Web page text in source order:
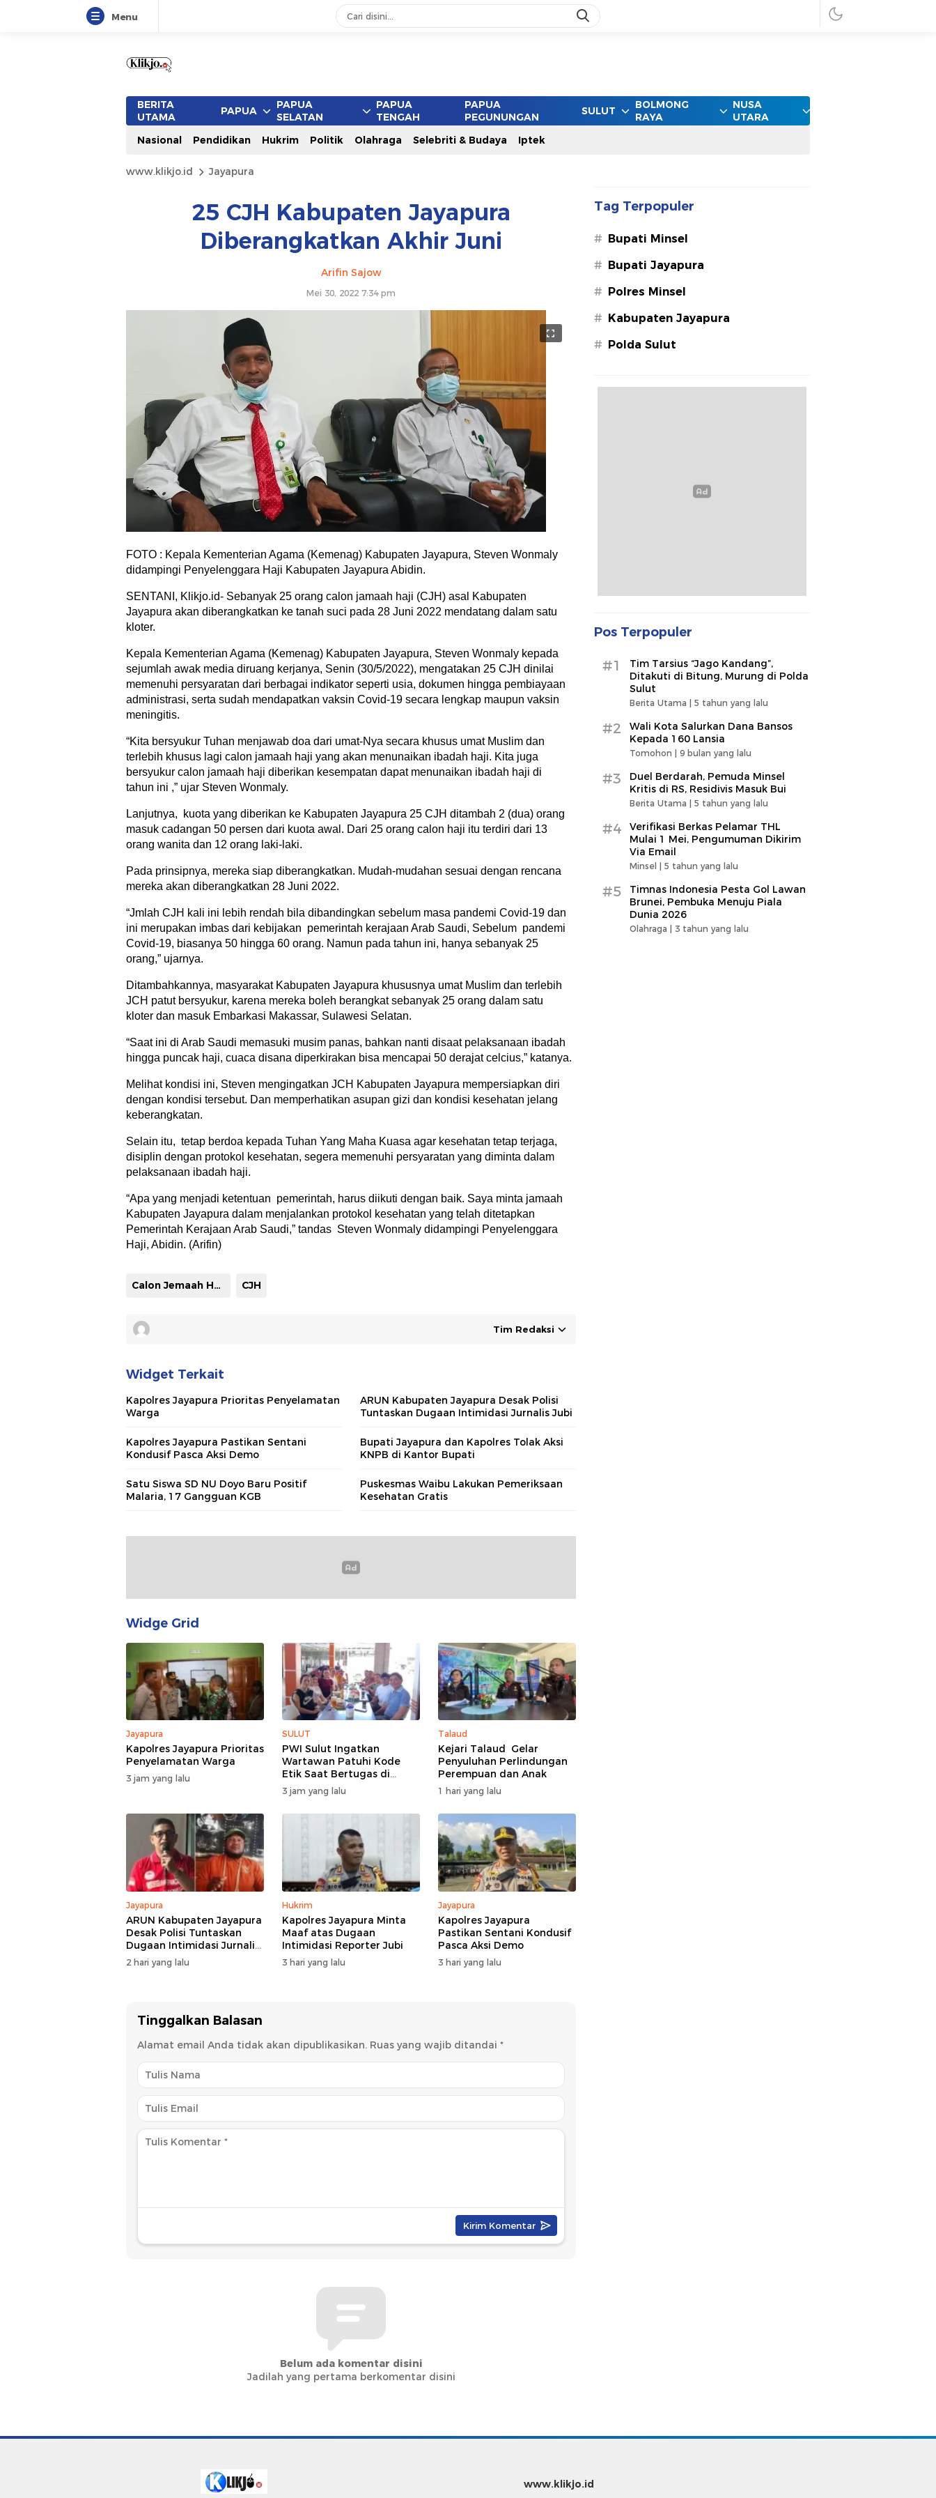
Menu
BERITA
UTAMA
PAPUA
PAPUA
SELATAN
PAPUA
TENGAH
PAPUA
PEGUNUNGAN
SULUT
BOLMONG
RAYA
NUSA
UTARA
Nasional
Pendidikan Hukrim Politik Olahraga Selebriti & Budaya Iptek
www.klikjo.id Jayapura
25 CJH Kabupaten Jayapura
Diberangkatkan Akhir Juni
Arifin Sajow
Mei 30, 2022 7:34 pm
FOTO : Kepala Kementerian Agama (Kemenag) Kabupaten Jayapura, Steven Wonmaly
didampingi Penyelenggara Haji Kabupaten Jayapura Abidin.
SENTANI, Klikjo.id- Sebanyak 25 orang calon jamaah haji (CJH) asal Kabupaten
Jayapura akan diberangkatkan ke tanah suci pada 28 Juni 2022 mendatang dalam satu
kloter.
Kepala Kementerian Agama (Kemenag) Kabupaten Jayapura, Steven Wonmaly kepada
sejumlah awak media diruang kerjanya, Senin (30/5/2022), mengatakan 25 CJH dinilai
memenuhi persyaratan dari berbagai indikator seperti usia, dokumen hingga pembiayaan
administrasi, serta sudah mendapatkan vaksin Covid-19 secara lengkap maupun vaksin
meningitis.
“Kita bersyukur Tuhan menjawab doa dari umat-Nya secara khusus umat Muslim dan
terlebih khusus lagi calon jamaah haji yang akan menunaikan ibadah haji. Kita juga
bersyukur calon jamaah haji diberikan kesempatan dapat menunaikan ibadah haji di
tahun ini ,” ujar Steven Wonmaly.
Lanjutnya, kuota yang diberikan ke Kabupaten Jayapura 25 CJH ditambah 2 (dua) orang
masuk cadangan 50 persen dari kuota awal. Dari 25 orang calon haji itu terdiri dari 13
orang wanita dan 12 orang laki-laki.
Pada prinsipnya, mereka siap diberangkatkan. Mudah-mudahan sesuai dengan rencana
mereka akan diberangkatkan 28 Juni 2022.
“Jmlah CJH kali ini lebih rendah bila dibandingkan sebelum masa pandemi Covid-19 dan
ini merupakan imbas dari kebijakan pemerintah kerajaan Arab Saudi, Sebelum pandemi
Covid-19, biasanya 50 hingga 60 orang. Namun pada tahun ini, hanya sebanyak 25
orang,” ujarnya.
Ditambahkannya, masyarakat Kabupaten Jayapura khususnya umat Muslim dan terlebih
JCH patut bersyukur, karena mereka boleh berangkat sebanyak 25 orang dalam satu
kloter dan masuk Embarkasi Makassar, Sulawesi Selatan.
“Saat ini di Arab Saudi memasuki musim panas, bahkan nanti disaat pelaksanaan ibadah
hingga puncak haji, cuaca disana diperkirakan bisa mencapai 50 derajat celcius,” katanya.
Melihat kondisi ini, Steven mengingatkan JCH Kabupaten Jayapura mempersiapkan diri
dengan kondisi tersebut. Dan memperhatikan asupan gizi dan kondisi kesehatan jelang
keberangkatan.
Selain itu, tetap berdoa kepada Tuhan Yang Maha Kuasa agar kesehatan tetap terjaga,
disiplin dengan protokol kesehatan, segera memenuhi persyaratan yang diminta dalam
pelaksanaan ibadah haji.
“Apa yang menjadi ketentuan pemerintah, harus diikuti dengan baik. Saya minta jamaah
Kabupaten Jayapura dalam menjalankan protokol kesehatan yang telah ditetapkan
Pemerintah Kerajaan Arab Saudi,” tandas Steven Wonmaly didampingi Penyelenggara
Haji, Abidin. (Arifin)
Calon Jemaah Haji CJH
Tim Redaksi
Widget Terkait
Kapolres Jayapura Prioritas Penyelamatan
Warga
ARUN Kabupaten Jayapura Desak Polisi
Tuntaskan Dugaan Intimidasi Jurnalis Jubi
Kapolres Jayapura Pastikan Sentani
Kondusif Pasca Aksi Demo
Bupati Jayapura dan Kapolres Tolak Aksi
KNPB di Kantor Bupati
Satu Siswa SD NU Doyo Baru Positif
Malaria, 17 Gangguan KGB
Puskesmas Waibu Lakukan Pemeriksaan
Kesehatan Gratis
Widge Grid
Jayapura
Kapolres Jayapura Prioritas
Penyelamatan Warga
3 jam yang lalu
SULUT
PWI Sulut Ingatkan
Wartawan Patuhi Kode
Etik Saat Bertugas di
Lapangan
3 jam yang lalu
Talaud
Kejari Talaud Gelar
Penyuluhan Perlindungan
Perempuan dan Anak
1 hari yang lalu
Jayapura
ARUN Kabupaten Jayapura
Desak Polisi Tuntaskan
Dugaan Intimidasi Jurnalis
Jubi
2 hari yang lalu
Hukrim
Kapolres Jayapura Minta
Maaf atas Dugaan
Intimidasi Reporter Jubi
3 hari yang lalu
Jayapura
Kapolres Jayapura
Pastikan Sentani Kondusif
Pasca Aksi Demo
3 hari yang lalu
Tinggalkan Balasan
Alamat email Anda tidak akan dipublikasikan. Ruas yang wajib ditandai *
Belum ada komentar disini
Jadilah yang pertama berkomentar disini
Tag Terpopuler
# Bupati Minsel
# Bupati Jayapura
# Polres Minsel
# Kabupaten Jayapura
# Polda Sulut
Pos Terpopuler
#1
Tim Tarsius “Jago Kandang”,
Ditakuti di Bitung, Murung di Polda
Sulut
Berita Utama | 5 tahun yang lalu
#2
Wali Kota Salurkan Dana Bansos
Kepada 160 Lansia
Tomohon | 9 bulan yang lalu
#3
Duel Berdarah, Pemuda Minsel
Kritis di RS, Residivis Masuk Bui
Berita Utama | 5 tahun yang lalu
#4
Verifikasi Berkas Pelamar THL
Mulai 1 Mei, Pengumuman Dikirim
Via Email
Minsel | 5 tahun yang lalu
#5
Timnas Indonesia Pesta Gol Lawan
Brunei, Pembuka Menuju Piala
Dunia 2026
Olahraga | 3 tahun yang lalu
www.klikjo.id